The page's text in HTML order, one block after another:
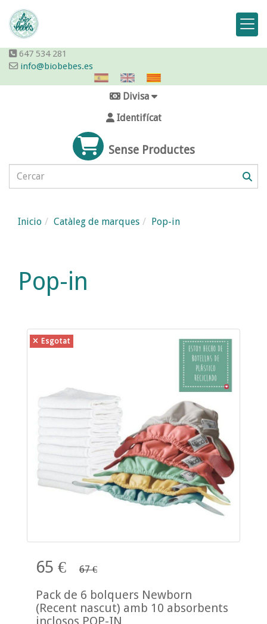
647 534 281
info@biobebes.es
Divisa
Identifícat
Sense Productes
Inicio Catàleg de marques Pop-in
Pop-in
Esgotat
65 € 67 €
Pack de 6 bolquers Newborn
(Recent nascut) amb 10 absorbents